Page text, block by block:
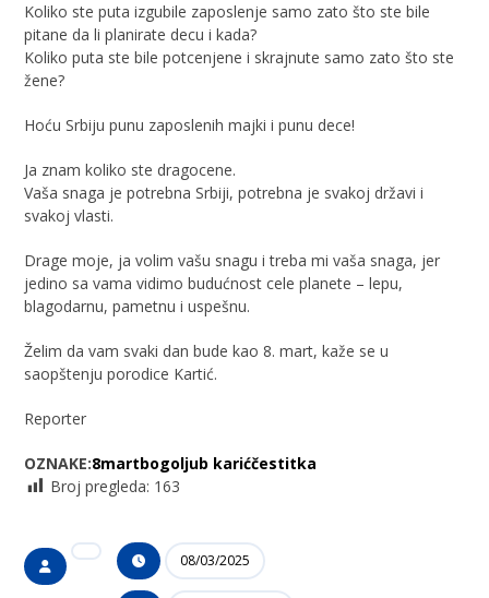
Koliko ste puta izgubile zaposlenje samo zato što ste bile
pitane da li planirate decu i kada?
Koliko puta ste bile potcenjene i skrajnute samo zato što ste
žene?
Hoću Srbiju punu zaposlenih majki i punu dece!
Ja znam koliko ste dragocene.
Vaša snaga je potrebna Srbiji, potrebna je svakoj državi i
svakoj vlasti.
Drage moje, ja volim vašu snagu i treba mi vaša snaga, jer
jedino sa vama vidimo budućnost cele planete – lepu,
blagodarnu, pametnu i uspešnu.
Želim da vam svaki dan bude kao 8. mart, kaže se u
saopštenju porodice Kartić.
Reporter
OZNAKE:8martbogoljub karićčestitka
Broj pregleda: 163
08/03/2025